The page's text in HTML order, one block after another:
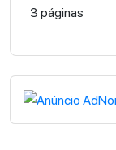
3 páginas